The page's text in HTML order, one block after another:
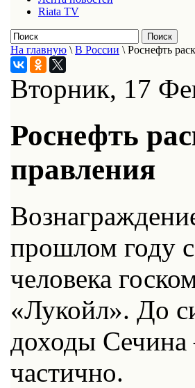
Riata TV
На главную \ В России \ Роснефть
Вторник, 17
Роснефть
правления
прошлом году
человека
«Лукойл». До
доходы Сечина
частично.